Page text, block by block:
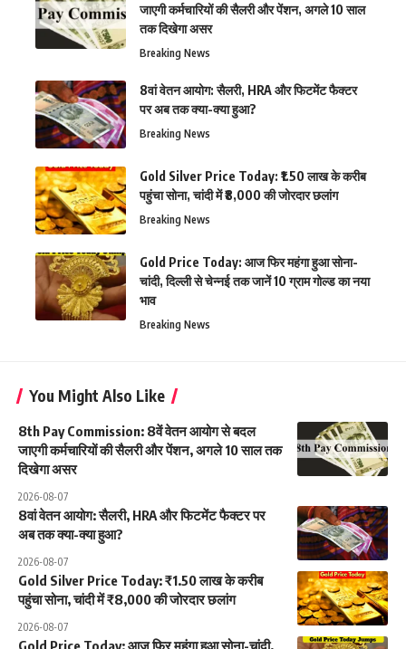
जाएगी कर्मचारियों की सैलरी और पेंशन, अगले 10 साल
तक दिखेगा असर
Breaking News
8वां वेतन आयोग: सैलरी, HRA और फिटमेंट फैक्टर
पर अब तक क्या-क्या हुआ?
Breaking News
Gold Silver Price Today: ₹1.50 लाख के करीब
पहुंचा सोना, चांदी में ₹8,000 की जोरदार छलांग
Breaking News
Gold Price Today: आज फिर महंगा हुआ सोना-
चांदी, दिल्ली से चेन्नई तक जानें 10 ग्राम गोल्ड का नया
भाव
Breaking News
You Might Also Like
8th Pay Commission: 8वें वेतन आयोग से बदल
जाएगी कर्मचारियों की सैलरी और पेंशन, अगले 10 साल तक
दिखेगा असर
2026-08-07
8वां वेतन आयोग: सैलरी, HRA और फिटमेंट फैक्टर पर
अब तक क्या-क्या हुआ?
2026-08-07
Gold Silver Price Today: ₹1.50 लाख के करीब
पहुंचा सोना, चांदी में ₹8,000 की जोरदार छलांग
2026-08-07
Gold Price Today: आज फिर महंगा हुआ सोना-चांदी,